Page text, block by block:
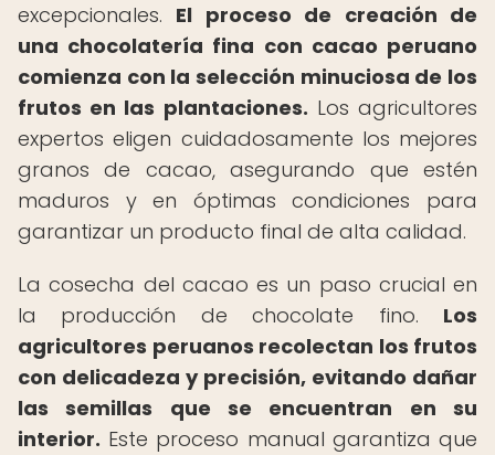
excepcionales. El proceso de creación de
una chocolatería fina con cacao peruano
comienza con la selección minuciosa de los
frutos en las plantaciones. Los agricultores
expertos eligen cuidadosamente los mejores
granos de cacao, asegurando que estén
maduros y en óptimas condiciones para
garantizar un producto final de alta calidad.
La cosecha del cacao es un paso crucial en
la producción de chocolate fino. Los
agricultores peruanos recolectan los frutos
con delicadeza y precisión, evitando dañar
las semillas que se encuentran en su
interior. Este proceso manual garantiza que